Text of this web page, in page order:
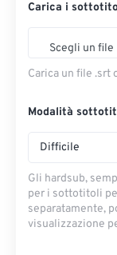
Carica i
Scegli un file
Carica un file .srt
Modalità
Difficile
Gli hardsub,
per i sottotitoli
separatamente,
visualizzazione